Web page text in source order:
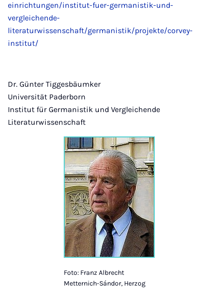
einrichtungen/institut-fuer-germanistik-und-
vergleichende-
literaturwissenschaft/germanistik/projekte/corvey-
institut/
Dr. Günter Tiggesbäumker
Universität Paderborn
Institut für Germanistik und Vergleichende
Literaturwissenschaft
Foto: Franz Albrecht
Metternich-Sándor, Herzog